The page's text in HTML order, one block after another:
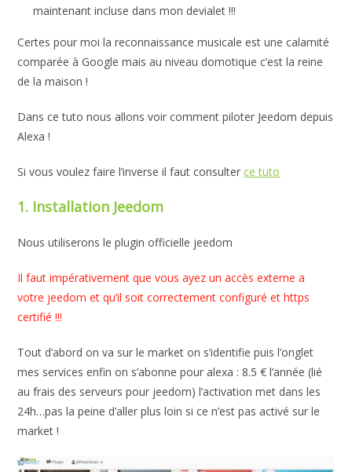
maintenant incluse dans mon devialet !!!
Certes pour moi la reconnaissance musicale est une calamité
comparée à Google mais au niveau domotique c’est la reine
de la maison !
Dans ce tuto nous allons voir comment piloter Jeedom depuis
Alexa !
Si vous voulez faire l’inverse il faut consulterce tuto
1. Installation Jeedom
Nous utiliserons le plugin officielle jeedom
Il faut impérativement que vous ayez un accès externe a
votre jeedom et qu’il soit correctement configuré et https
certifié !!!
Tout d’abord on va sur le market on s’identifie puis l’onglet
mes services enfin on s’abonne pour alexa : 8.5 € l’année (lié
au frais des serveurs pour jeedom) l’activation met dans les
24h…pas la peine d’aller plus loin si ce n’est pas activé sur le
market !